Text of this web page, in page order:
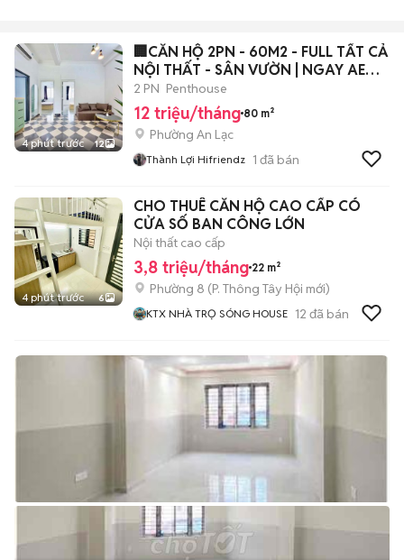
4 phút trước 12
🏢CĂN HỘ 2PN - 60M2 - FULL TẤT CẢ
NỘI THẤT - SÂN VƯỜN | NGAY AEON
BTAN
2 PN Penthouse
12 triệu/tháng 80 m²
Phường An Lạc
Thành Lợi Hifriendz 1 đã bán
4 phút trước 6
CHO THUÊ CĂN HỘ CAO CẤP CÓ
CỬA SỐ BAN CÔNG LỚN
Nội thất cao cấp
3,8 triệu/tháng 22 m²
Phường 8 (P. Thông Tây Hội mới)
KTX NHÀ TRỌ SÓNG HOUSE 12 đã bán